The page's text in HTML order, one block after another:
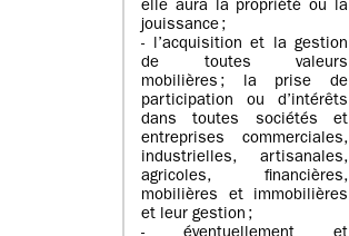
elle aura la propriété ou la
jouissance ;
- l’acquisition et la gestion
de toutes valeurs
mobilières ; la prise de
participation ou d’intérêts
dans toutes sociétés et
entreprises commerciales,
industrielles, artisanales,
agricoles, financières,
mobilières et immobilières
et leur gestion ;